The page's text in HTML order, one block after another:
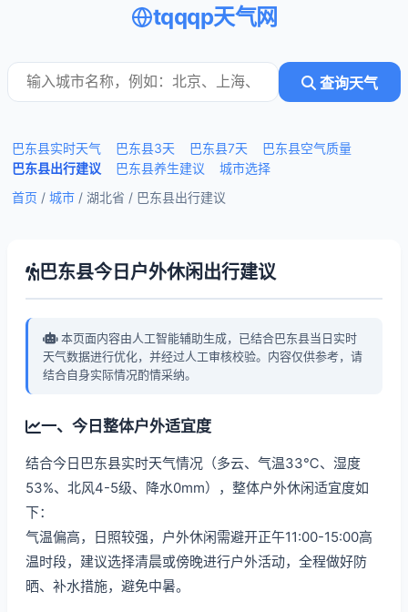
tqqqp天气网
查询天气
巴东县实时天气 巴东县3天 巴东县7天
巴东县空气质量
巴东县出行建议
巴东县养生建议
城市选择
首页 / 城市 / 湖北省 / 巴东县出行建议
巴东县今日户外休闲出行建议
本页面内容由人工智能辅助生成，已结合巴东县当日实时
天气数据进行优化，并经过人工审核校验。内容仅供参考，请
结合自身实际情况酌情采纳。
一、今日整体户外适宜度
结合今日巴东县实时天气情况（多云、气温33℃、湿度
53%、北风4-5级、降水0mm），整体户外休闲适宜度如
下：
气温偏高，日照较强，户外休闲需避开正午11:00-15:00高
温时段，建议选择清晨或傍晚进行户外活动，全程做好防
晒、补水措施，避免中暑。